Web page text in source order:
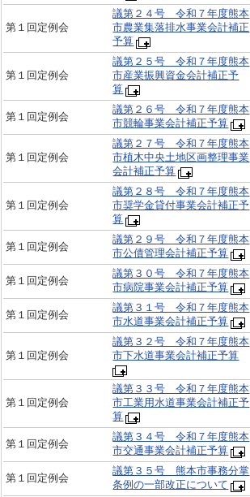
第１回定例会
議第２４号 令和７年度熊本
市農業集落排水事業会計補正
予算
第１回定例会
議第２５号 令和７年度熊本
市産業振興資金会計補正予
算
第１回定例会
議第２６号 令和７年度熊本
市競輪事業会計補正予算
第１回定例会
議第２７号 令和７年度熊本
市植木中央土地区画整理事業
会計補正予算
第１回定例会
議第２８号 令和７年度熊本
市奨学金貸付事業会計補正予
算
第１回定例会
議第２９号 令和７年度熊本
市公債管理会計補正予算
第１回定例会
議第３０号 令和７年度熊本
市病院事業会計補正予算
第１回定例会
議第３１号 令和７年度熊本
市水道事業会計補正予算
第１回定例会
議第３２号 令和７年度熊本
市下水道事業会計補正予算
第１回定例会
議第３３号 令和７年度熊本
市工業用水道事業会計補正予
算
第１回定例会
議第３４号 令和７年度熊本
市交通事業会計補正予算
第１回定例会
議第３５号 熊本市事務分掌
条例の一部改正について